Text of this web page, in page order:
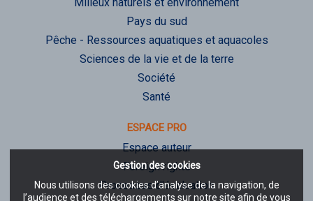
Gestion des cookies
Nous utilisons des cookies d’analyse de la navigation, de
l’audience et des téléchargements sur notre site afin de vous
Milieux naturels et environnement
Pays du sud
Pêche - Ressources aquatiques et aquacoles
Sciences de la vie et de la terre
Société
Santé
ESPACE PRO
Espace auteur
Foreign rights
Processus d'évaluation